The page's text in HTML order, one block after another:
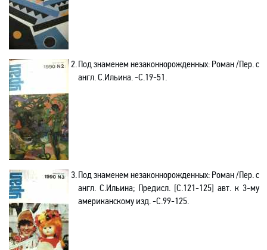
2.Под знаменем незаконнорожденных: Роман /Пер. с
англ. С.Ильина. -C.19-51.
3.Под знаменем незаконнорожденных: Роман /Пер. с
англ. С.Ильина; Предисл. [С.121-125] авт. к 3-му
американскому изд. -C.99-125.